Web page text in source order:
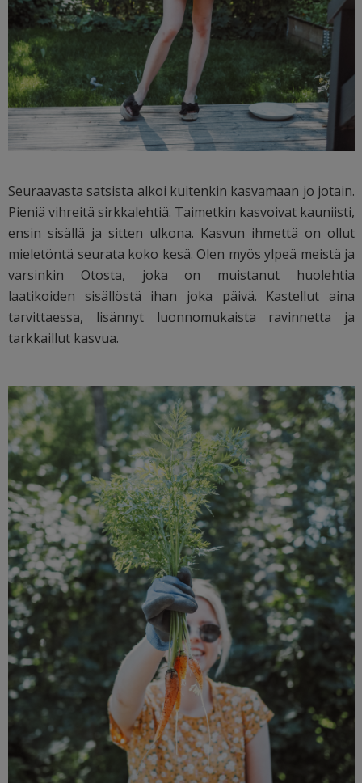
Seuraavasta satsista alkoi kuitenkin kasvamaan jo jotain.
Pieniä vihreitä sirkkalehtiä. Taimetkin kasvoivat kauniisti,
ensin sisällä ja sitten ulkona. Kasvun ihmettä on ollut
mieletöntä seurata koko kesä. Olen myös ylpeä meistä ja
varsinkin Otosta, joka on muistanut huolehtia
laatikoiden sisällöstä ihan joka päivä. Kastellut aina
tarvittaessa, lisännyt luonnomukaista ravinnetta ja
tarkkaillut kasvua.